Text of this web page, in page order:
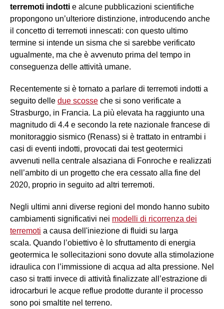
terremoti indotti e alcune pubblicazioni scientifiche
propongono un’ulteriore distinzione, introducendo anche
il concetto di terremoti innescati: con questo ultimo
termine si intende un sisma che si sarebbe verificato
ugualmente, ma che è avvenuto prima del tempo in
conseguenza delle attività umane.
Recentemente si è tornato a parlare di terremoti indotti a
seguito delle due scosse che si sono verificate a
Strasburgo, in Francia. La più elevata ha raggiunto una
magnitudo di 4.4 e secondo la rete nazionale francese di
monitoraggio sismico (Renass) si è trattato in entrambi i
casi di eventi indotti, provocati dai test geotermici
avvenuti nella centrale alsaziana di Fonroche e realizzati
nell’ambito di un progetto che era cessato alla fine del
2020, proprio in seguito ad altri terremoti.
Negli ultimi anni diverse regioni del mondo hanno subito
cambiamenti significativi nei modelli di ricorrenza dei
terremoti a causa dell'iniezione di fluidi su larga
scala. Quando l’obiettivo è lo sfruttamento di energia
geotermica le sollecitazioni sono dovute alla stimolazione
idraulica con l’immissione di acqua ad alta pressione. Nel
caso si tratti invece di attività finalizzate all’estrazione di
idrocarburi le acque reflue prodotte durante il processo
sono poi smaltite nel terreno.